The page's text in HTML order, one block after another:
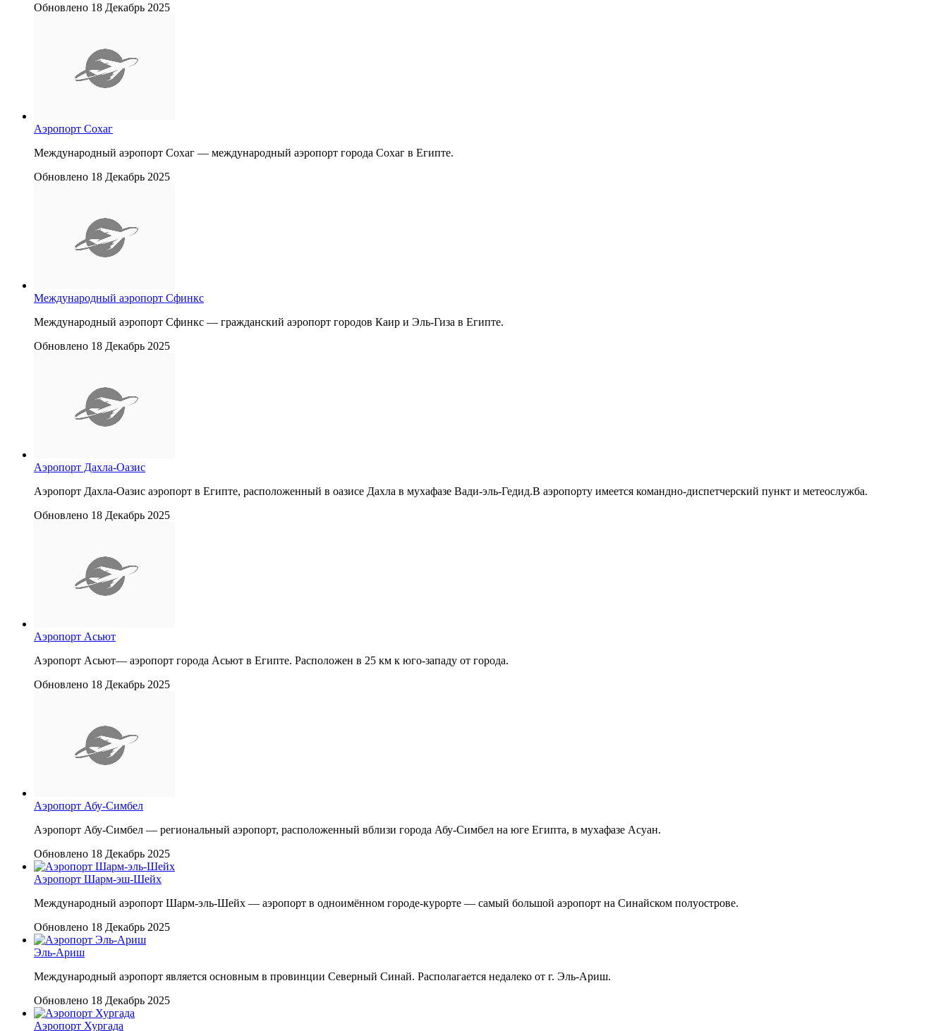
Обновлено 18 Декабрь 2025
Аэропорт Сохаг
Международный аэропорт Сохаг — международный аэропорт города Сохаг в Египте.
Обновлено 18 Декабрь 2025
Международный аэропорт Сфинкс
Международный аэропорт Сфинкс — гражданский аэропорт городов Каир и Эль-Гиза в Египте.
Обновлено 18 Декабрь 2025
Аэропорт Дахла-Оазис
Аэропорт Дахла-Оазис аэропорт в Египте, расположенный в оазисе Дахла в мухафазе Вади-эль-Гедид.В аэропорту имеется командно-диспетчерский пункт и метеослужба.
Обновлено 18 Декабрь 2025
Аэропорт Асьют
Аэропорт Асьют— аэропорт города Асьют в Египте. Расположен в 25 км к юго-западу от города.
Обновлено 18 Декабрь 2025
Аэропорт Абу-Симбел
Аэропорт Абу-Симбел — региональный аэропорт, расположенный вблизи города Абу-Симбел на юге Египта, в мухафазе Асуан.
Обновлено 18 Декабрь 2025
Аэропорт Шарм-эш-Шейх
Международный аэропорт Шарм-эль-Шейх — аэропорт в одноимённом городе-курорте — самый большой аэропорт на Синайском полуострове.
Обновлено 18 Декабрь 2025
Эль-Ариш
Международный аэропорт является основным в провинции Северный Синай. Располагается недалеко от г. Эль-Ариш.
Обновлено 18 Декабрь 2025
Аэропорт Хургада